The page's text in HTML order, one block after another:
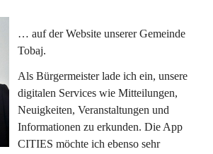
… auf der Website unserer Gemeinde
Tobaj.
Als Bürgermeister lade ich ein, unsere
digitalen Services wie Mitteilungen,
Neuigkeiten, Veranstaltungen und
Informationen zu erkunden. Die App
CITIES möchte ich ebenso sehr